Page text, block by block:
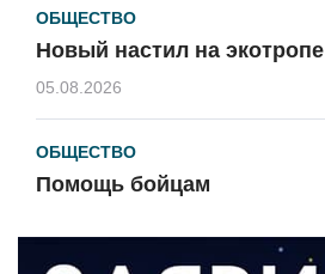
ОБЩЕСТВО
Новый настил на экотропе
05.08.2026
ОБЩЕСТВО
Помощь бойцам